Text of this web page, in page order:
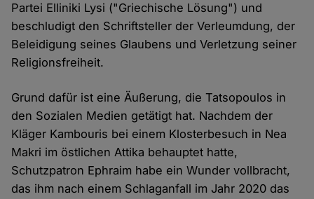
Partei Elliniki Lysi ("Griechische Lösung") und
beschludigt den Schriftsteller der Verleumdung, der
Beleidigung seines Glaubens und Verletzung seiner
Religionsfreiheit.
Grund dafür ist eine Äußerung, die Tatsopoulos in
den Sozialen Medien getätigt hat. Nachdem der
Kläger Kambouris bei einem Klosterbesuch in Nea
Makri im östlichen Attika behauptet hatte,
Schutzpatron Ephraim habe ein Wunder vollbracht,
das ihm nach einem Schlaganfall im Jahr 2020 das